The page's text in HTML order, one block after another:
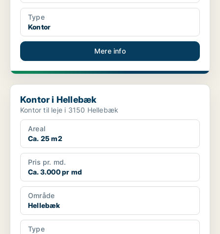
Type
Kontor
Mere info
Kontor i Hellebæk
Kontor i Hellebæk
Kontor til leje i 3150 Hellebæk
Areal
Ca. 25 m2
Pris pr. md.
Ca. 3.000 pr md
Område
Hellebæk
Type